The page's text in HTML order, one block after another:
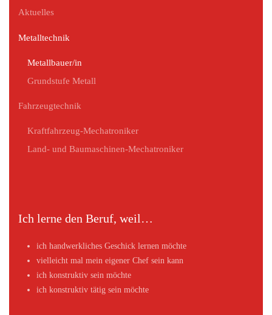
Aktuelles
Metalltechnik
Metallbauer/in
Grundstufe Metall
Fahrzeugtechnik
Kraftfahrzeug-Mechatroniker
Land- und Baumaschinen-Mechatroniker
Ich lerne den Beruf, weil…
ich handwerkliches Geschick lernen möchte
vielleicht mal mein eigener Chef sein kann
ich konstruktiv sein möchte
ich konstruktiv tätig sein möchte